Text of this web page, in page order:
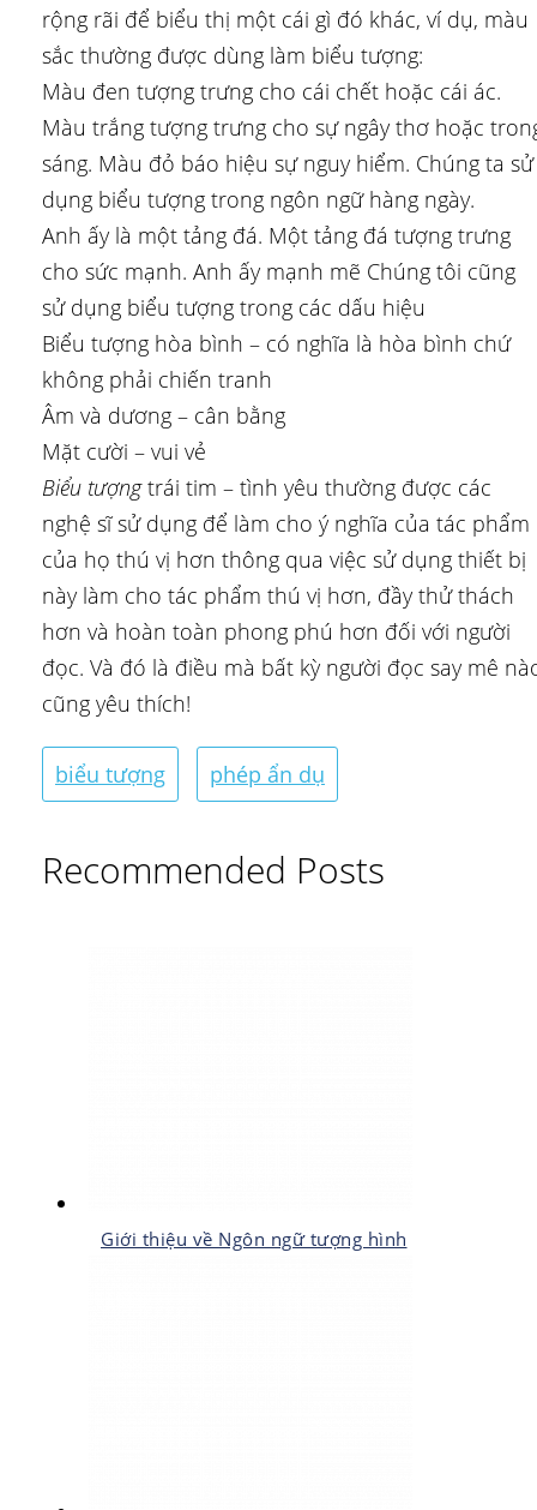
rộng rãi để biểu thị một cái gì đó khác, ví dụ, màu
sắc thường được dùng làm biểu tượng:
Màu đen tượng trưng cho cái chết hoặc cái ác.
Màu trắng tượng trưng cho sự ngây thơ hoặc
sáng. Màu đỏ báo hiệu sự nguy hiểm. Chúng ta sử
dụng biểu tượng trong ngôn ngữ hàng ngày.
Anh ấy là một tảng đá. Một tảng đá tượng trưng
cho sức mạnh. Anh ấy mạnh mẽ Chúng tôi cũng
sử dụng biểu tượng trong các dấu hiệu
Biểu tượng hòa bình – có nghĩa là hòa bình chứ
không phải chiến tranh
Âm và dương – cân bằng
Mặt cười – vui vẻ
Biểu tượngtrái tim – tình yêu thường được các
nghệ sĩ sử dụng để làm cho ý nghĩa của tác phẩm
của họ thú vị hơn thông qua việc sử dụng thiết bị
này làm cho tác phẩm thú vị hơn, đầy thử thách
hơn và hoàn toàn phong phú hơn đối với người
đọc. Và đó là điều mà bất kỳ người đọc say mê
cũng yêu thích!
biểu tượng phép ẩn dụ
Recommended Posts
Giới thiệu về Ngôn ngữ tượng hình